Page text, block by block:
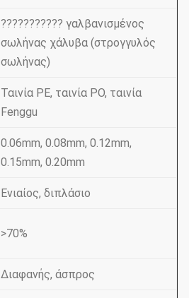
??????????? γαλβανισμένος
σωλήνας χάλυβα (στρογγυλός
σωλήνας)
Ταινία PE, ταινία PO, ταινία
Fenggu
0.06mm, 0.08mm, 0.12mm,
0.15mm, 0.20mm
Ενιαίος, διπλάσιο
>70%
Διαφανής, άσπρος